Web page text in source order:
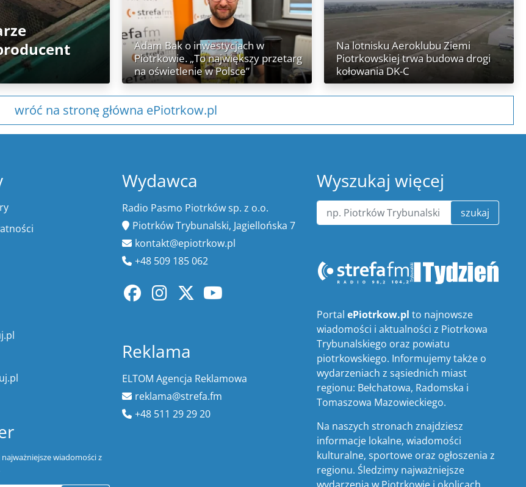
Adam Bak o inwestycjach w
Piotrkowie. „To największy przetarg
na oświetlenie w Polsce”
Na lotnisku Aeroklubu Ziemi
Piotrkowskiej trwa budowa drogi
kołowania DK-C
wróć na stronę główna ePiotrkow.pl
wiadomości z
Wydawca
Radio Pasmo Piotrków sp. z o.o.
Piotrków Trybunalski, Jagiellońska 7
kontakt@epiotrkow.pl
+48 509 185 062
Reklama
ELTOM Agencja Reklamowa
reklama@strefa.fm
+48 511 29 29 20
Wyszukaj więcej
szukaj
PortalePiotrkow.pl to najnowsze
wiadomości i aktualności z Piotrkowa
Trybunalskiego oraz powiatu
piotrkowskiego. Informujemy także o
wydarzeniach z sąsiednich miast
regionu: Bełchatowa, Radomska i
Tomaszowa Mazowieckiego.
Na naszych stronach znajdziesz
informacje lokalne, wiadomości
kulturalne, sportowe oraz ogłoszenia z
regionu. Śledzimy najważniejsze